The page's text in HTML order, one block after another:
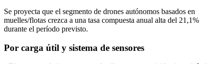
Se proyecta que el segmento de drones autónomos basados ​​en
muelles/flotas crezca a una tasa compuesta anual alta del 21,1%
durante el período previsto.
Por carga útil y sistema de sensores